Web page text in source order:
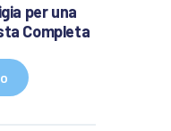
per una
Completa